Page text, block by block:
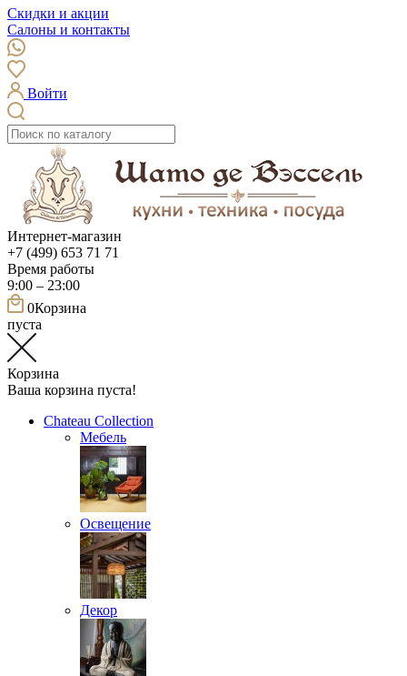
Скидки и акции
Салоны и контакты
Войти
Интернет-магазин
+7 (499) 653 71 71
Время работы
9:00 – 23:00
0Корзина
пуста
Корзина
Ваша корзина пуста!
Chateau Collection
Мебель
Освещение
Декор